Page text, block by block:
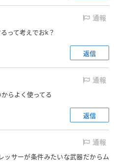
通報
って考えでおk？
返信
通報
らよく使ってる
返信
通報
ッサーが条件みたいな武器だからム